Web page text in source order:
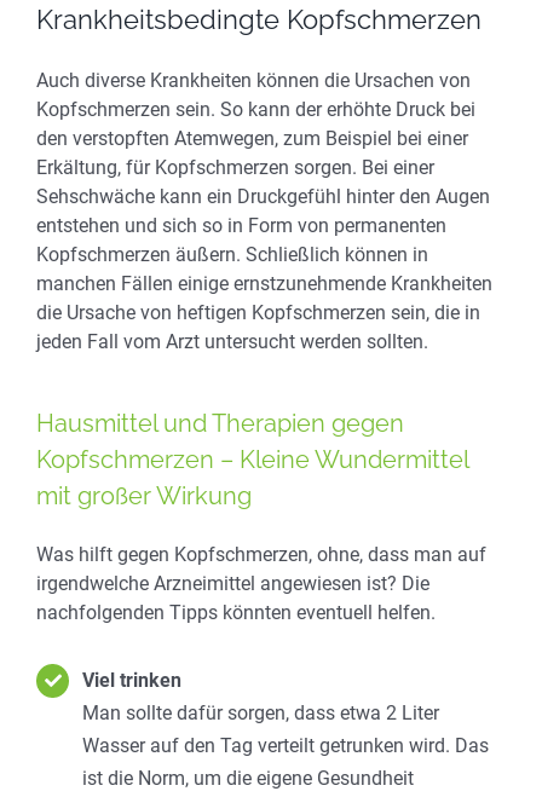
Krankheitsbedingte Kopfschmerzen
Auch diverse Krankheiten können die Ursachen von
Kopfschmerzen sein. So kann der erhöhte Druck bei
den verstopften Atemwegen, zum Beispiel bei einer
Erkältung, für Kopfschmerzen sorgen. Bei einer
Sehschwäche kann ein Druckgefühl hinter den Augen
entstehen und sich so in Form von permanenten
Kopfschmerzen äußern. Schließlich können in
manchen Fällen einige ernstzunehmende Krankheiten
die Ursache von heftigen Kopfschmerzen sein, die in
jeden Fall vom Arzt untersucht werden sollten.
Hausmittel und Therapien gegen
Kopfschmerzen – Kleine Wundermittel
mit großer Wirkung
Was hilft gegen Kopfschmerzen, ohne, dass man auf
irgendwelche Arzneimittel angewiesen ist? Die
nachfolgenden Tipps könnten eventuell helfen.
Viel trinken
Man sollte dafür sorgen, dass etwa 2 Liter
Wasser auf den Tag verteilt getrunken wird. Das
ist die Norm, um die eigene Gesundheit